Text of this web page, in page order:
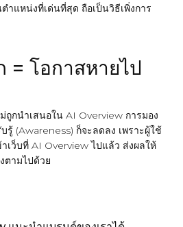
ำแหน่งที่เด่นที่สุด ถือเป็นวิธีเพิ่งการ
= โอกาสหายไป
กนำเสนอใน AI Overview การมอง
รู้ (Awareness) ก็จะลดลง เพราะผู้ใช้
เว็บที่ AI Overview ไปแล้ว ส่งผลให้
ตามไปด้วย